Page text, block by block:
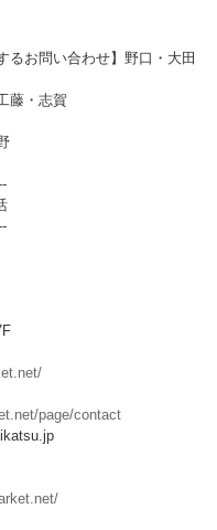
お問い合わせ】野口・大田
藤・志賀
page/contact